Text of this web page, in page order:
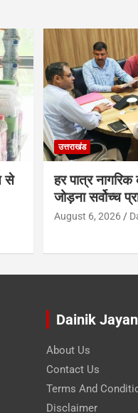
से
उत्तराखंड
हर पात्र
जोड़ना सर्वोच्च
August 6, 2026
Dainik
About Us
Contact Us
Terms And
Disclaimer